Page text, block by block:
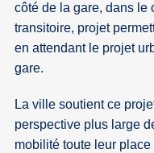
côté de la gare, dans le
transitoire, projet
en attendant le projet
gare.
La ville soutient ce
perspective plus large
mobilité toute leur